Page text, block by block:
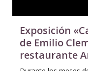
Exposición
de Emilio
restaurante